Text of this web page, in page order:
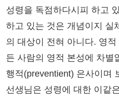
성령을 독점하다시피 하고
하고 있는 것은 개념이지 실
의 대상이 전혀 아니다. 영
든 사람의 영적 본성에 차별
행적(preventient) 은사이며
선생님은 성령에 대한 이같